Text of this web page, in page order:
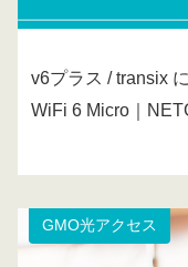
v6プラス / transix
WiFi 6 Micro｜
GMO光アクセス